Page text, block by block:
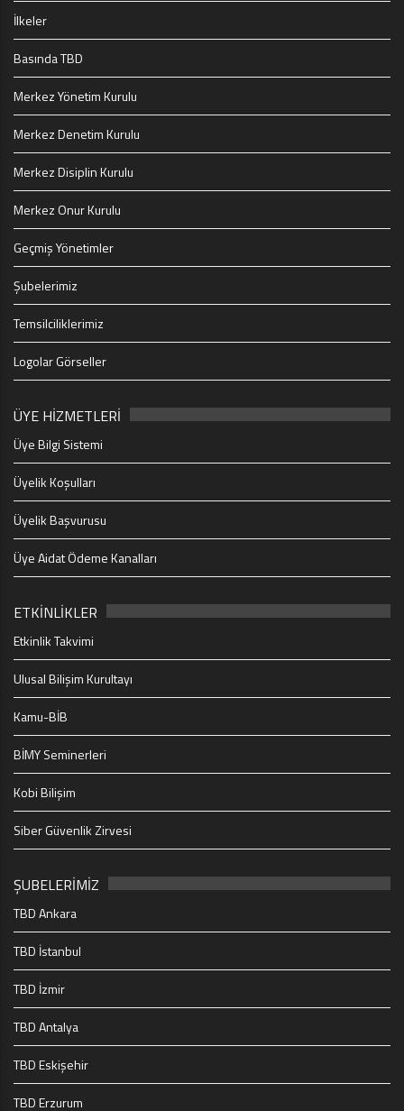
İlkeler
Basında TBD
Merkez Yönetim Kurulu
Merkez Denetim Kurulu
Merkez Disiplin Kurulu
Merkez Onur Kurulu
Geçmiş Yönetimler
Şubelerimiz
Temsilciliklerimiz
Logolar Görseller
ÜYE HİZMETLERİ
Üye Bilgi Sistemi
Üyelik Koşulları
Üyelik Başvurusu
Üye Aidat Ödeme Kanalları
ETKİNLİKLER
Etkinlik Takvimi
Ulusal Bilişim Kurultayı
Kamu-BİB
BİMY Seminerleri
Kobi Bilişim
Siber Güvenlik Zirvesi
ŞUBELERİMİZ
TBD Ankara
TBD İstanbul
TBD İzmir
TBD Antalya
TBD Eskişehir
TBD Erzurum